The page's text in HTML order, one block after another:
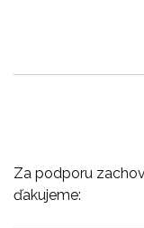
Za podporu
ďakujeme: